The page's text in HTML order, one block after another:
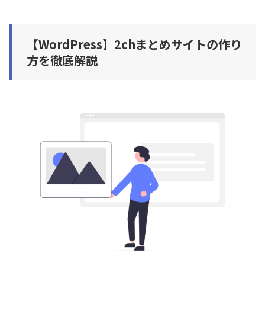
【WordPress】2chまとめサイトの作り
方を徹底解説